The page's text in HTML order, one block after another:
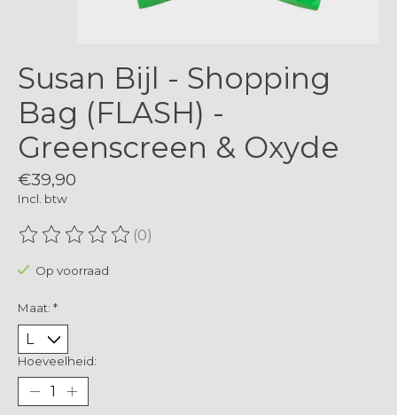
Susan Bijl - Shopping
Bag (FLASH) -
Greenscreen & Oxyde
€39,90
Incl. btw
De beoordeling van dit product is
(0)
Op voorraad
Maat: *
Hoeveelheid: